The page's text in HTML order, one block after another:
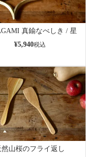
真鍮なべしき / 星
¥5,940税込
然山桜のフライ返し